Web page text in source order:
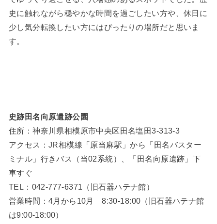
史に触れながら穏やかな時間を過ごしたい方や、休日に
少し気分転換したい方にはぴったりの場所だと思いま
す。
史跡田名向原遺跡公園
住所：神奈川県相模原市中央区田名塩田3-313-3
アクセス：JR相模線「原当麻駅」から「田名バスター
ミナル」行きバス（当02系統）、「田名向原遺跡」下
車すぐ
TEL：042-777-6371（旧石器ハテナ館）
営業時間：4月から10月 8:30-18:00（旧石器ハテナ館
は9:00-18:00）